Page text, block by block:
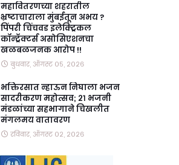
महावितरणच्या शहरातील
भ्रष्टाचाराला मुंबईतून अभय ?
पिंपरी चिंचवड इलेक्ट्रिकल
कॉन्ट्रॅक्टर्स असोसिएशनचा
खळबळजनक आरोप !!
बुधवार, ऑगस्ट ०५, २०२६
भक्तिरसात न्हाऊन निघाला भजन
सादरीकरण महोत्सव; २१ भजनी
मंडळांच्या सहभागाने चिखलीत
मंगलमय वातावरण
रविवार, ऑगस्ट ०२, २०२६